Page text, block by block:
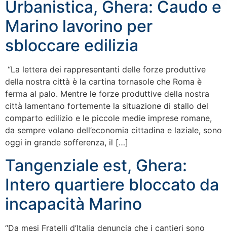
Urbanistica, Ghera: Caudo e
Marino lavorino per
sbloccare edilizia
“La lettera dei rappresentanti delle forze produttive
della nostra città è la cartina tornasole che Roma è
ferma al palo. Mentre le forze produttive della nostra
città lamentano fortemente la situazione di stallo del
comparto edilizio e le piccole medie imprese romane,
da sempre volano dell’economia cittadina e laziale, sono
oggi in grande sofferenza, il […]
Tangenziale est, Ghera:
Intero quartiere bloccato da
incapacità Marino
“Da mesi Fratelli d’Italia denuncia che i cantieri sono